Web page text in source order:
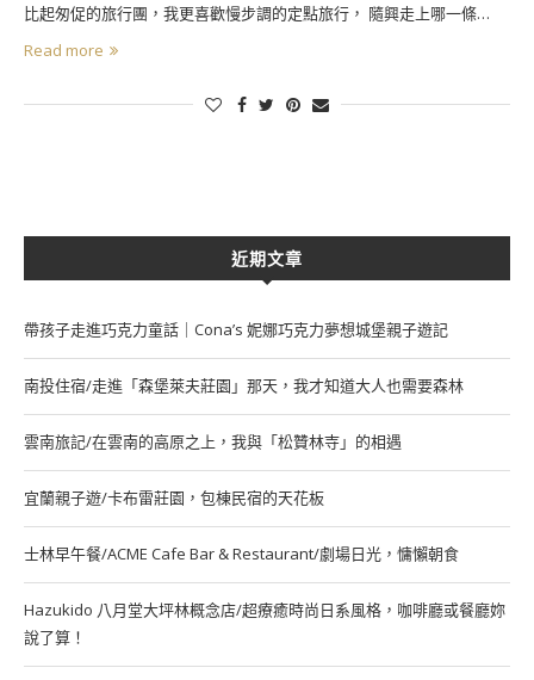
比起匆促的旅行團，我更喜歡慢步調的定點旅行， 隨興走上哪一條…
Read more
近期文章
帶孩子走進巧克力童話｜Cona’s 妮娜巧克力夢想城堡親子遊記
南投住宿/走進「森堡萊夫莊園」那天，我才知道大人也需要森林
雲南旅記/在雲南的高原之上，我與「松贊林寺」的相遇
宜蘭親子遊/卡布雷莊園，包棟民宿的天花板
士林早午餐/ACME Cafe Bar & Restaurant/劇場日光，慵懶朝食
Hazukido 八月堂大坪林概念店/超療癒時尚日系風格，咖啡廳或餐廳妳
說了算！